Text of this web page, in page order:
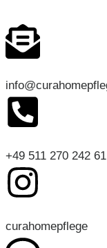
+49 511 270 242 61
curahomepflege